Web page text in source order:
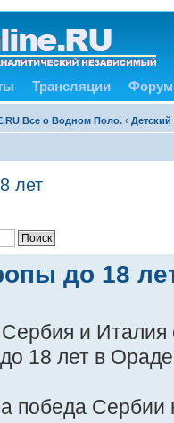
Трансляции Форум
Все о Водном Поло. ‹ Детский
лет
до 18
Сербия и
18 лет в
победа Сербии